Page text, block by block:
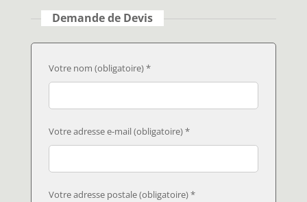
Demande de Devis
Votre nom (obligatoire) *
Votre adresse e-mail (obligatoire) *
Votre adresse postale (obligatoire) *